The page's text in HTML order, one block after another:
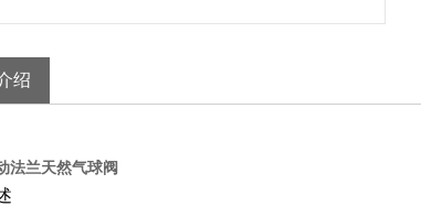
绍
法兰天然气球阀